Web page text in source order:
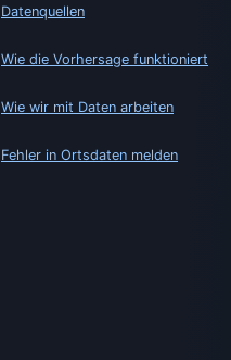
Datenquellen
Wie die Vorhersage funktioniert
Wie wir mit Daten arbeiten
Fehler in Ortsdaten melden